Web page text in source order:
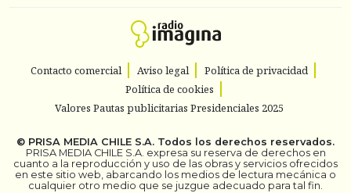
Contacto comercial Aviso legal
Política de privacidad
Política de cookies
Valores Pautas publicitarias Presidenciales 2025
© PRISA MEDIA CHILE S.A. Todos los derechos reservados.
PRISA MEDIA CHILE S.A. expresa su reserva de derechos en
cuanto a la reproducción y uso de las obras y servicios ofrecidos
en este sitio web, abarcando los medios de lectura mecánica o
cualquier otro medio que se juzgue adecuado para tal fin.